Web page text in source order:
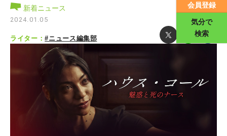
会員登録
気分で
検索
新着ニュース
2024.01.05
ライター：#ニュース編集部